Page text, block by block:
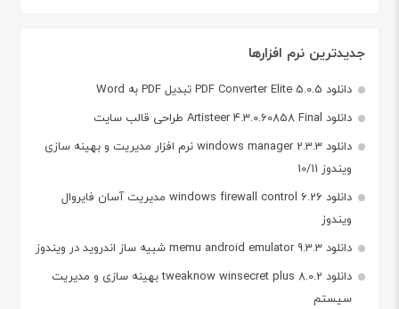
جدیدترین نرم افزارها
دانلود PDF Converter Elite 5.0.5 تبدیل PDF به Word
دانلود Artisteer 4.3.0.60858 Final طراحی قالب سایت
دانلود windows manager 2.3.3 نرم افزار مدیریت و بهینه سازی
ویندوز 10/11
دانلود windows firewall control 6.26 مدیریت آسان فایروال
ویندوز
دانلود memu android emulator 9.3.3 شبیه ساز اندروید در ویندوز
دانلود tweaknow winsecret plus 8.0.2 بهینه سازی و مدیریت
سیستم